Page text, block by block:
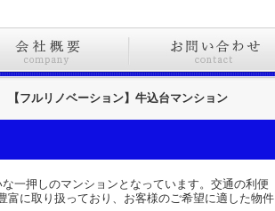
【フルリノベーション】牛込台マンション
一押しのマンションとなっています。交通の利便
に取り扱っており、お客様のご希望に適した物件